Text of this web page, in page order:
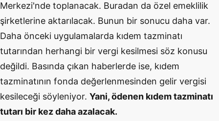
Merkezi'nde toplanacak. Buradan da özel emeklilik
şirketlerine aktarılacak. Bunun bir sonucu daha var.
Daha önceki uygulamalarda kıdem tazminatı
tutarından herhangi bir vergi kesilmesi söz konusu
değildi. Basında çıkan haberlerde ise, kıdem
tazminatının fonda değerlenmesinden gelir vergisi
kesileceği söyleniyor. Yani, ödenen kıdem tazminatı
tutarı bir kez daha azalacak.